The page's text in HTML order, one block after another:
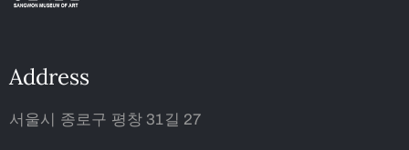
Address
서울시 종로구 평창 31길 27